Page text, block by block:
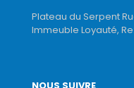
Plateau du Serpent
Immeuble Loyauté,